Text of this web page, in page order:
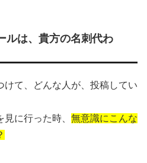
ルは、貴方の名刺代わ
けて、どんな人が、投稿してい
に行った時、 無意識にこんな